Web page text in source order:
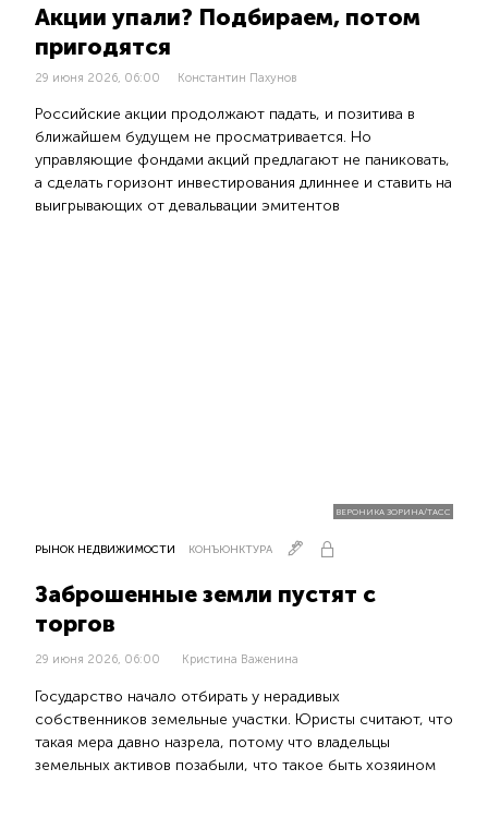
Акции упали? Подбираем, потом
пригодятся
29 июня 2026, 06:00 Константин Пахунов
Российские акции продолжают падать, и позитива в
ближайшем будущем не просматривается. Но
управляющие фондами акций предлагают не паниковать,
а сделать горизонт инвестирования длиннее и ставить на
выигрывающих от девальвации эмитентов
ВЕРОНИКА ЗОРИНА/ТАСС
РЫНОК НЕДВИЖИМОСТИ КОНЪЮНКТУРА
Заброшенные земли пустят с
торгов
29 июня 2026, 06:00 Кристина Важенина
Государство начало отбирать у нерадивых
собственников земельные участки. Юристы считают, что
такая мера давно назрела, потому что владельцы
земельных активов позабыли, что такое быть хозяином